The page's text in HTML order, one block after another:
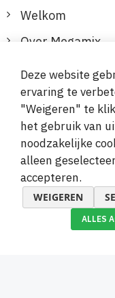
Welkom
Over Megamix
Informatie
Klantenservice
Veilige en
Deze website
ervaring te
"Weigeren" te
het gebruik van
noodzakelijke
alleen
accepteren.
WEIGEREN
ALLES